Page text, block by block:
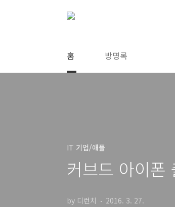
홈 방명록
IT 기업/애플
커브드 아이폰
by 디런치 2016. 3. 27.